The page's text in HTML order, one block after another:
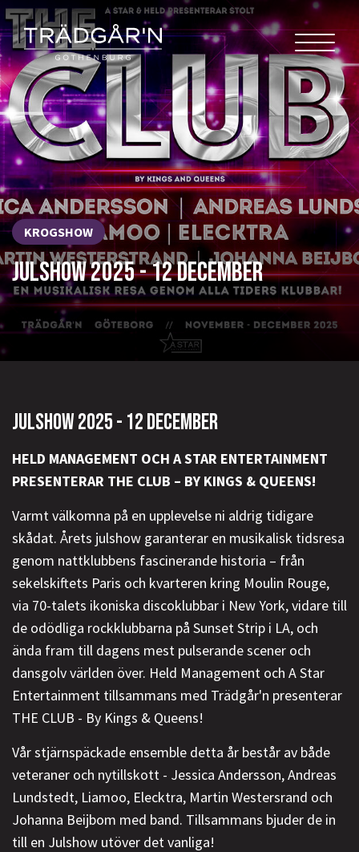
KROGSHOW
JULSHOW 2025 - 12 DECEMBER
JULSHOW 2025 - 12 DECEMBER
HELD MANAGEMENT OCH A STAR ENTERTAINMENT
PRESENTERAR THE CLUB – BY KINGS & QUEENS!
Varmt välkomna på en upplevelse ni aldrig tidigare
skådat. Årets julshow garanterar en musikalisk tidsresa
genom nattklubbens fascinerande historia – från
sekelskiftets Paris och kvarteren kring Moulin Rouge,
via 70-talets ikoniska discoklubbar i New York, vidare till
de odödliga rockklubbarna på Sunset Strip i LA, och
ända fram till dagens mest pulserande scener och
dansgolv världen över. Held Management och A Star
Entertainment tillsammans med Trädgår'n presenterar
THE CLUB - By Kings & Queens!
Vår stjärnspäckade ensemble detta år består av både
veteraner och nytillskott - Jessica Andersson, Andreas
Lundstedt, Liamoo, Elecktra, Martin Westersrand och
Johanna Beijbom med band. Tillsammans bjuder de in
till en Julshow utöver det vanliga!